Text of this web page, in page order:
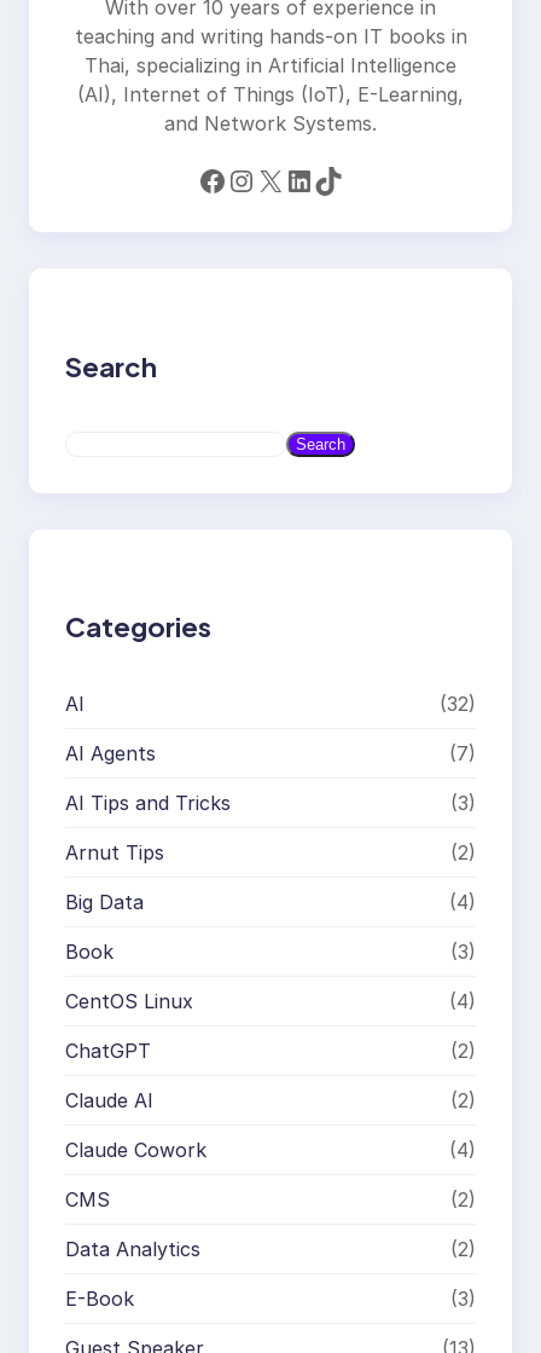
With over 10 years of experience in
teaching and writing hands-on IT books in
Thai, specializing in Artificial Intelligence
(AI), Internet of Things (IoT), E-Learning,
and Network Systems.
Facebook Instagram X LinkedIn TikTok
Search
a
Search
Categories
AI (32)
AI Agents (7)
AI Tips and Tricks (3)
Arnut Tips (2)
Big Data (4)
Book (3)
CentOS Linux (4)
ChatGPT (2)
Claude AI (2)
Claude Cowork (4)
CMS (2)
Data Analytics (2)
E-Book (3)